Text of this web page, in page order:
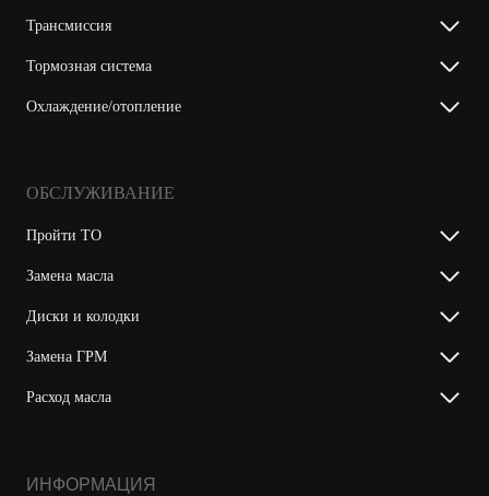
Трансмиссия
Тормозная система
Охлаждение/отопление
ОБСЛУЖИВАНИЕ
Пройти ТО
Замена масла
Диски и колодки
Замена ГРМ
Расход масла
ИНФОРМАЦИЯ